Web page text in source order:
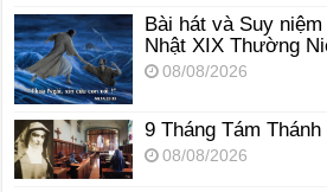
Bài hát và Suy
Nhật XIX Thường
08/08/2026
9 Tháng Tám
08/08/2026